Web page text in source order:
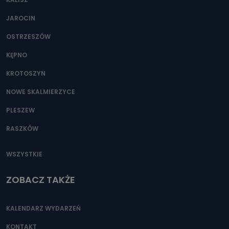
JAROCIN
OSTRZESZÓW
KĘPNO
KROTOSZYN
NOWE SKALMIERZYCE
PLESZEW
RASZKÓW
WSZYSTKIE
ZOBACZ TAKŻE
KALENDARZ WYDARZEŃ
KONTAKT